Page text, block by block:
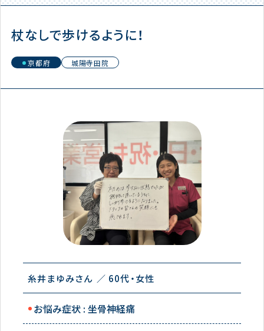
杖なしで歩けるように！
京都府 城陽寺田院
糸井まゆみさん 60代 女性
お悩み症状 : 坐骨神経痛